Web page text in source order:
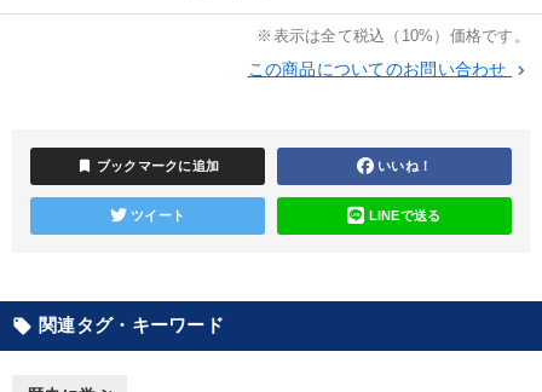
IT・サービス・金融業 コンサルタント 専門家
両利きの経営 サービス リベラルアーツ
経営計画
ondemand_video 経営音声・動画を探す refresh 更新する
全国経営者セミナー収録物以外の経営教材（全761タイトル）からお探
※表示は全て税込（10%）価格です。
この商品についてのお問い合わせ keyboard_arrow_right
bookmark ブックマークに追加 いいね！
ツイート LINEで送る
local_offer 関連タグ・キーワード